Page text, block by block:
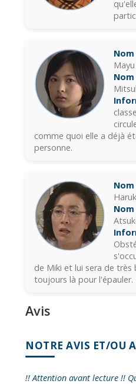
Mayu
comme quoi elle a déjà
personne.
de Miki et lui sera de très
toujours là pour l'épauler.
Avis
NOTRE AVIS ET/OU
!! Attention avant lecture !!